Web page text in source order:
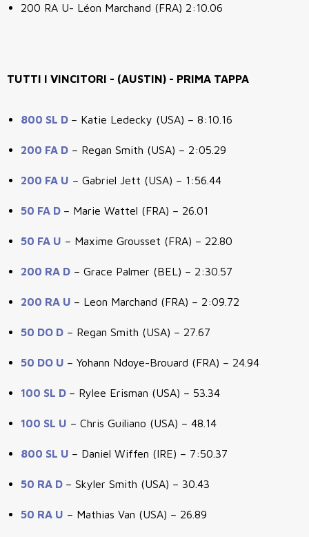
200 RA U- Léon Marchand (FRA) 2:10.06
TUTTI I VINCITORI - (AUSTIN) - PRIMA TAPPA
800 SL D – Katie Ledecky (USA) – 8:10.16
200 FA D – Regan Smith (USA) – 2:05.29
200 FA U – Gabriel Jett (USA) – 1:56.44
50 FA D – Marie Wattel (FRA) – 26.01
50 FA U – Maxime Grousset (FRA) – 22.80
200 RA D – Grace Palmer (BEL) – 2:30.57
200 RA U – Leon Marchand (FRA) – 2:09.72
50 DO D – Regan Smith (USA) – 27.67
50 DO U – Yohann Ndoye-Brouard (FRA) – 24.94
100 SL D – Rylee Erisman (USA) – 53.34
100 SL U – Chris Guiliano (USA) – 48.14
800 SL U – Daniel Wiffen (IRE) – 7:50.37
50 RA D – Skyler Smith (USA) – 30.43
50 RA U – Mathias Van (USA) – 26.89